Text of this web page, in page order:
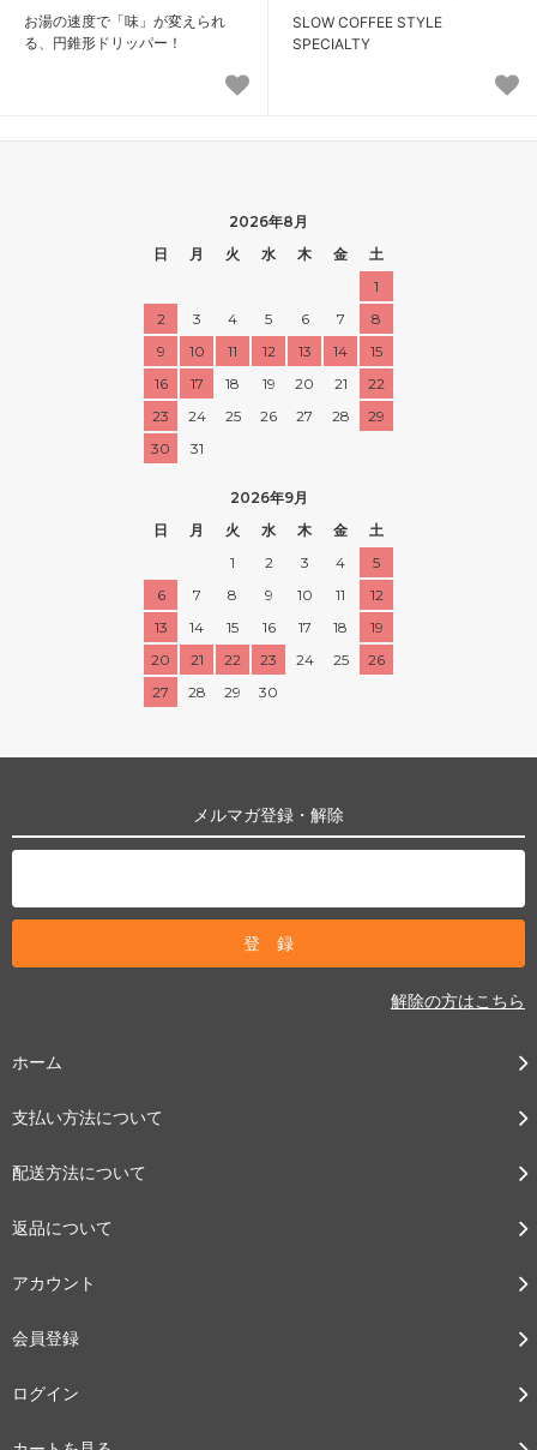
お湯の速度で「味」が変えられ
る、円錐形ドリッパー！
SLOW COFFEE STYLE
SPECIALTY
2026年8月
日
月 火 水 木 金
土
1
2
3 4 5 6 7
8
9
10 11 12 13 14
15
16
17 18 19 20 21
22
23
24 25 26 27 28
29
30
31
2026年9月
日
月 火 水 木 金
土
1
2 3 4
5
6
7 8 9 10 11
12
13
14 15 16 17 18
19
20
21 22 23 24 25
26
27
28 29 30
メルマガ登録・解除
解除の方はこちら
ホーム
支払い方法について
配送方法について
返品について
アカウント
会員登録
ログイン